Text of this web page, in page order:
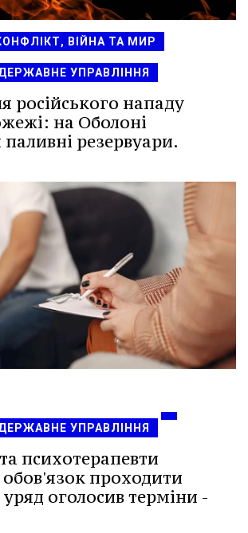
ВІЙНА ТА МИР
УПРАВЛІННЯ
російського нападу
на Оболоні
резервуари.
УПРАВЛІННЯ
психотерапевти
проходити
уряд оголосив терміни -